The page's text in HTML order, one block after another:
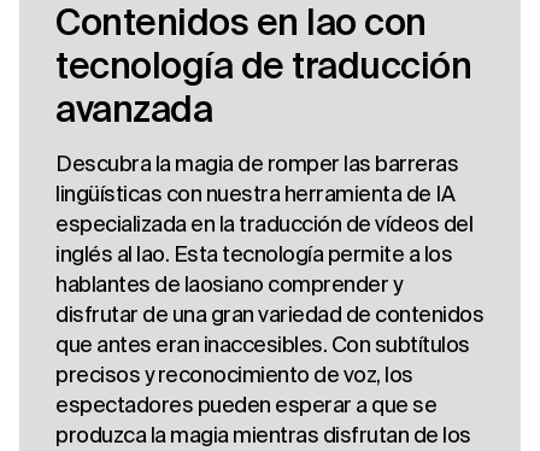
Contenidos en lao con
tecnología de traducción
avanzada
Descubra la magia de romper las barreras
lingüísticas con nuestra herramienta de IA
especializada en la traducción de vídeos del
inglés al lao. Esta tecnología permite a los
hablantes de laosiano comprender y
disfrutar de una gran variedad de contenidos
que antes eran inaccesibles. Con subtítulos
precisos y reconocimiento de voz, los
espectadores pueden esperar a que se
produzca la magia mientras disfrutan de los